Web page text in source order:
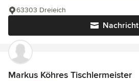
Nachricht
63303 Dreieich
Markus Köhres Tischlermeister